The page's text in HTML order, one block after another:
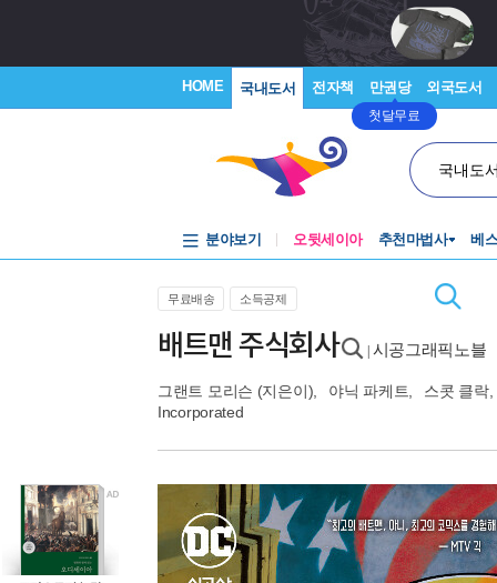
HOME 국내도서 전자책 만권당
첫달무료
외국도서
국내도
분야보기 오뒷세이아 추천마법사 베
무료배송 소득공제
배트맨 주식회사 시공그래픽노블
그랜트 모리슨 (지은이), 야닉 파케트 스콧 클락,
Incorporated